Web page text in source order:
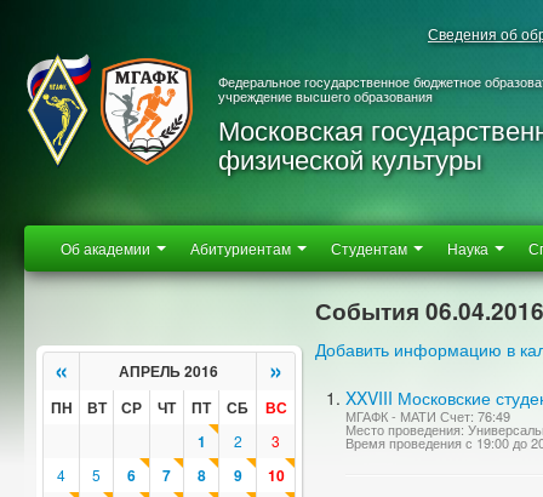
Сведения об
Федеральное государственное бюджетное
учреждение высшего образования
Московская
физической культуры
Об академии Абитуриентам Студентам Наука
« АПРЕЛЬ 2016 »
ПН ВТ СР ЧТ ПТ СБ
ВС
1
2
3
4
5 6 7 8 9
10
События 06.04.2016
Добавить информацию в
XXVIII Московские
МГАФК - МАТИ Счет: 76:49
Место проведения:
Время проведения с 19:00 до